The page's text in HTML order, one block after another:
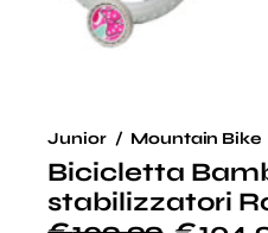
Bicicletta
stabilizzatori
Junior Mountain Bike